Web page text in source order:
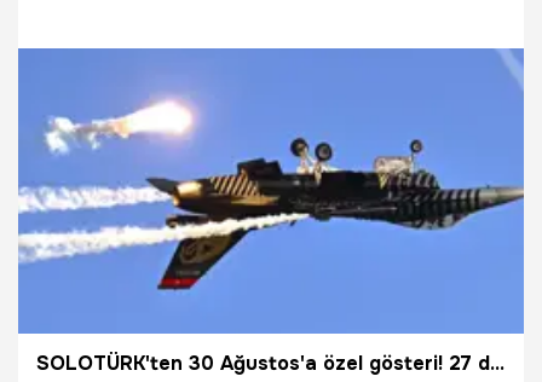
29.10.2024 Gündem
SOLOTÜRK'ten 30 Ağustos'a özel gösteri! 27 dakika havada kalarak bir rekora imza attı